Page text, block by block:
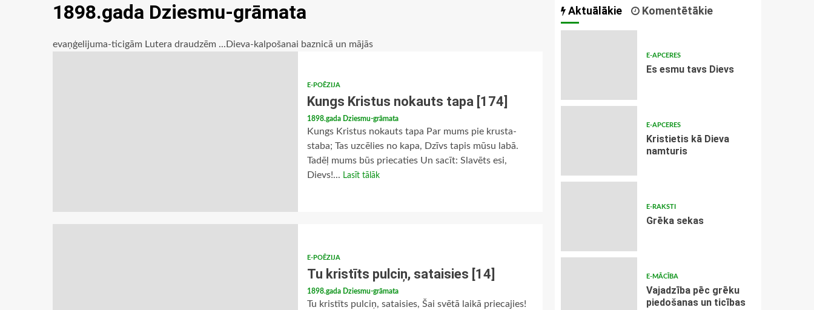
1898.gada Dziesmu-grāmata
evaņģelijuma-ticigām Lutera draudzēm ...Dieva-kalpošanai baznicā un mājās
E-POĒZIJA
Kungs Kristus nokauts tapa [174]
1898.gada Dziesmu-grāmata
Kungs Kristus nokauts tapa Par mums pie krusta-
staba; Tas uzcēlies no kapa, Dzīvs tapis mūsu labā.
Tadēļ mums būs priecaties Un sacīt: Slavēts esi,
Dievs!... Lasīt tālāk
E-POĒZIJA
Tu kristīts pulciņ, sataisies [14]
1898.gada Dziesmu-grāmata
Tu kristīts pulciņ, sataisies, Šai svētā laikā priecajies!
Aktuālākie Komentētākie
E-APCERES
Es esmu tavs Dievs
E-APCERES
Kristietis kā Dieva
namturis
E-RAKSTI
Grēka sekas
E-MĀCĪBA
Vajadzība pēc grēku
piedošanas un ticības